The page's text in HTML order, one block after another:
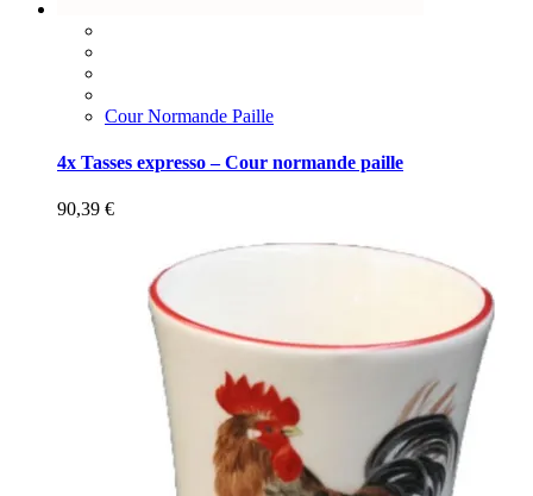
Cour Normande Paille
4x Tasses expresso – Cour normande paille
90,39 €